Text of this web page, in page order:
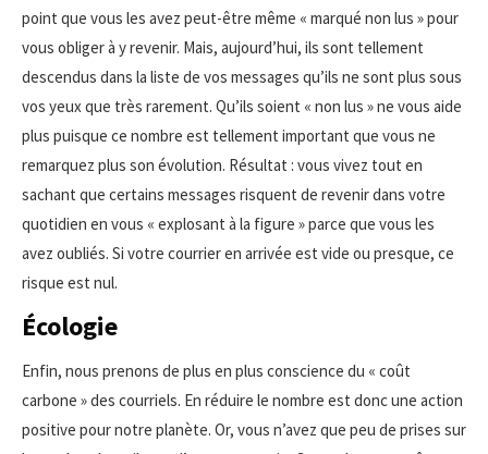
point que vous les avez peut-être même « marqué non lus » pour
vous obliger à y revenir. Mais, aujourd’hui, ils sont tellement
descendus dans la liste de vos messages qu’ils ne sont plus sous
vos yeux que très rarement. Qu’ils soient « non lus » ne vous aide
plus puisque ce nombre est tellement important que vous ne
remarquez plus son évolution. Résultat : vous vivez tout en
sachant que certains messages risquent de revenir dans votre
quotidien en vous « explosant à la figure » parce que vous les
avez oubliés. Si votre courrier en arrivée est vide ou presque, ce
risque est nul.
Écologie
Enfin, nous prenons de plus en plus conscience du « coût
carbone » des courriels. En réduire le nombre est donc une action
positive pour notre planète. Or, vous n’avez que peu de prises sur